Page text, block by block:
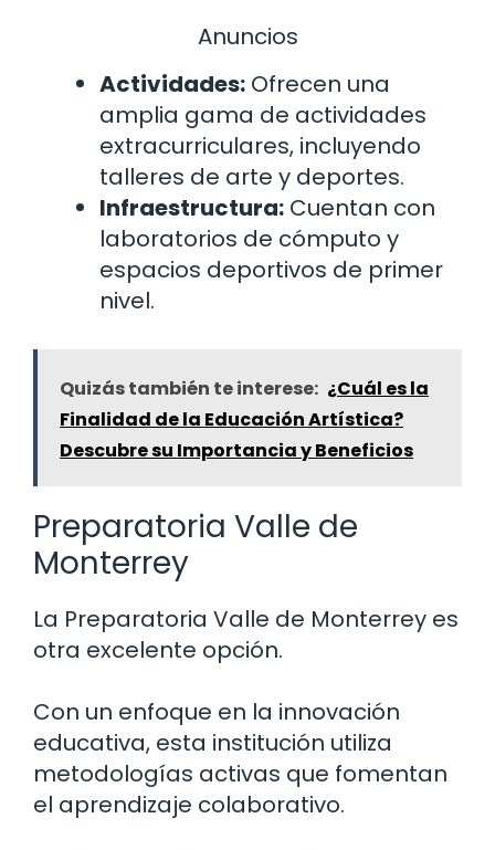
Anuncios
Actividades: Ofrecen una
amplia gama de actividades
extracurriculares, incluyendo
talleres de arte y deportes.
Infraestructura: Cuentan con
laboratorios de cómputo y
espacios deportivos de primer
nivel.
Quizás también te interese: ¿Cuál es la
Finalidad de la Educación Artística?
Descubre su Importancia y Beneficios
Preparatoria Valle de
Monterrey
La Preparatoria Valle de Monterrey es
otra excelente opción.
Con un enfoque en la innovación
educativa, esta institución utiliza
metodologías activas que fomentan
el aprendizaje colaborativo.